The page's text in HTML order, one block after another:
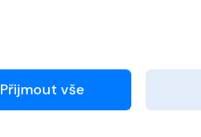
Přijmout vše